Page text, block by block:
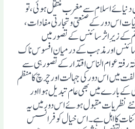
اسلام سے مغرب منتقل ہوئی، تو
اس دور کے صنعتی و تجارتی مفادات،
کے زیرِ اثر سائنس کے تصور میں
اور مذہب کے درمیان افسوس ناک
رفتہ عوام الناس اقتدار کے تصور ہی سے
میں اس دور کی جہالت اور چرچ کا منظم
کے بارے میں بھی عام تبدیل ہوا اور
نظریات مقبول ہوئے اس دور میں یہ
کا اہل ہے۔ اس خیال کو فرانسس